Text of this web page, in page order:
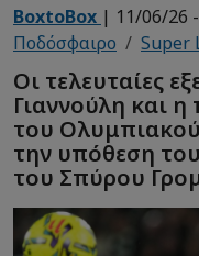
BoxtoBox | 11/06/26
Ποδόσφαιρο
Super
Οι τελευταίες
Γιαννούλη και
του
την υπόθεση
του Σπύρου